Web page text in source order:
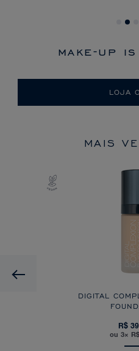
make-up
LOJA
MAIS
DIGITAL
R$
ou 3×